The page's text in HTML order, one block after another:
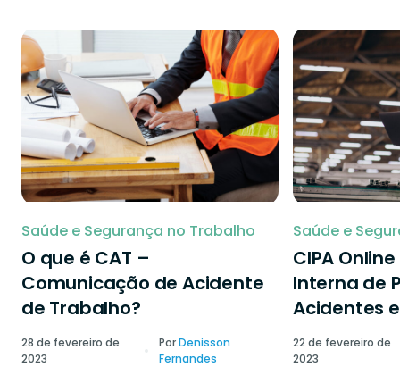
Saúde e Segurança no Trabalho
O que é CAT –
Comunicação de Acidente
de Trabalho?
28 de fevereiro de
2023
PorDenisson
Fernandes
Saúde e
CIPA
Interna de
Acidentes
22 de fevereiro de
2023